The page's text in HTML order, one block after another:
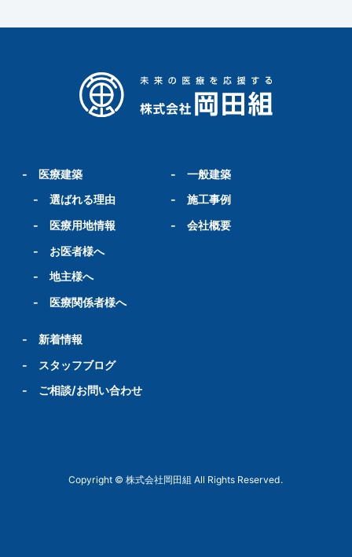
- 医療建築
- 選ばれる理由
- 医療用地情報
- お医者様へ
- 地主様へ
- 医療関係者様へ
-一般建築
-施工事例
-会社概要
- 新着情報
-
スタッフブログ
- ご相談/お問い合わせ
Copyright © 株式会社岡田組 All Rights Reserved.